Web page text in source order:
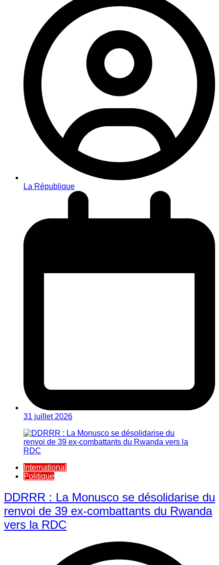
La République
31 juillet 2026
International
Politique
DDRRR : La Monusco se désolidarise du
renvoi de 39 ex-combattants du Rwanda
vers la RDC